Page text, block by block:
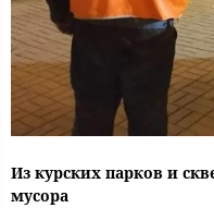
Из курских парков и
мусора